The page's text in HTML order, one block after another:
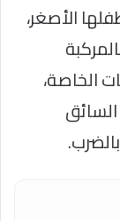
الأصغر،
الخاصة،